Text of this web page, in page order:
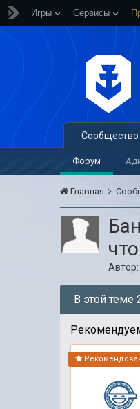
Игры Сервисы
Сообщество
Форум
Главная
Автор:
В этой теме